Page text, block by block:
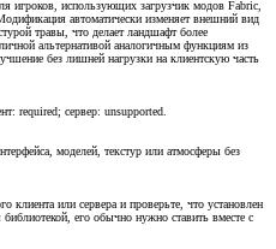
игроков, использующих загрузчик модов Fabric,
автоматически изменяет внешний вид
травы, что делает ландшафт более
альтернативой аналогичным функциям из
без лишней нагрузки на клиентскую часть
required; сервер: unsupported.
моделей, текстур или атмосферы без
клиента или сервера и проверьте, что установлен
его обычно нужно ставить вместе с